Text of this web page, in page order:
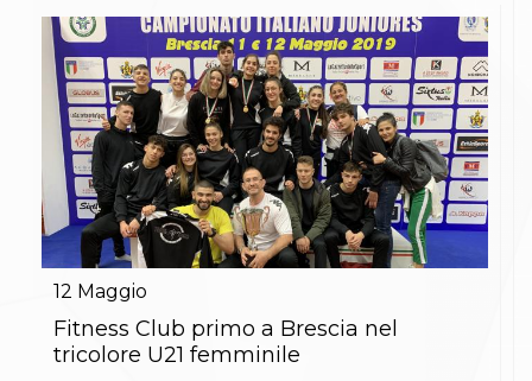
Gare e Risultati
Archivio eventi
Dove siamo
Media
Partners
Trasparenza
Judo
La disciplina
News
Attività Didattica
Gare e Risultati
Albi Federali
Lotta
La disciplina
News
12 Maggio
Fitness Club primo a Brescia nel
tricolore U21 femminile